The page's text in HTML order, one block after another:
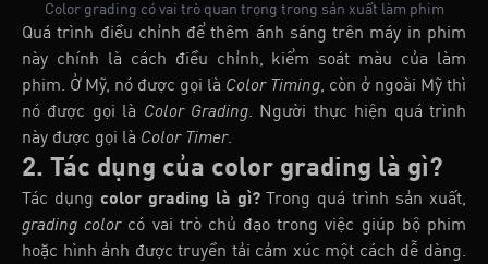
Color grading có vai trò quan trọng trong sản xuất làm phim
Quá trình điều chỉnh để thêm ánh sáng trên máy in phim
này chính là cách điều chỉnh, kiểm soát màu của làm
phim. Ở Mỹ, nó được gọi là Color Timing, còn ở ngoài Mỹ thì
nó được gọi là Color Grading. Người thực hiện quá trình
này được gọi là Color Timer.
2. Tác dụng của color grading là gì?
Tác dụng color grading là gì?Trong quá trình sản xuất,
grading color có vai trò chủ đạo trong việc giúp bộ phim
hoặc hình ảnh được truyền tải cảm xúc một cách dễ dàng.